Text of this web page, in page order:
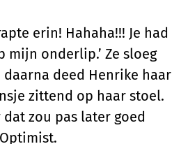
erin! Hahaha!!! Je had
onderlip.’ Ze sloeg
deed Henrike haar
zittend op haar stoel.
zou pas later goed